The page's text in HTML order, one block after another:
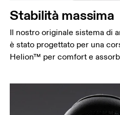
Stabilità massima
Il nostro originale sistema di
è stato progettato per una
Helion™ per comfort e